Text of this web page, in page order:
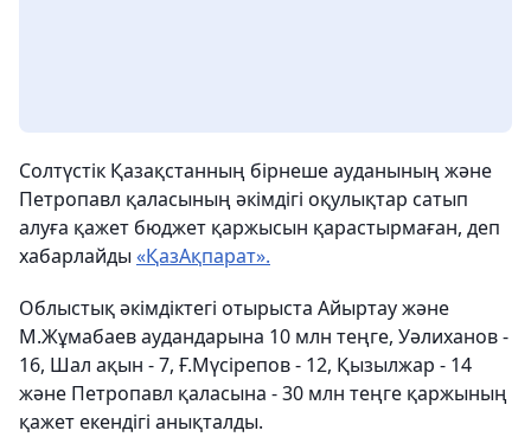
Солтүстік Қазақстанның бірнеше ауданының және
Петропавл қаласының әкімдігі оқулықтар сатып
алуға қажет бюджет қаржысын қарастырмаған, деп
хабарлайды «ҚазАқпарат».
Облыстық әкімдіктегі отырыста Айыртау және
М.Жұмабаев аудандарына 10 млн теңге, Уәлиханов -
16, Шал ақын - 7, Ғ.Мүсірепов - 12, Қызылжар - 14
және Петропавл қаласына - 30 млн теңге қаржының
қажет екендігі анықталды.